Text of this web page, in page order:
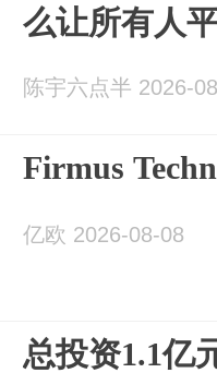
么让所有人
陈宇六点半 2026-
Firmus
亿欧 2026-08-08
总投资1.1亿